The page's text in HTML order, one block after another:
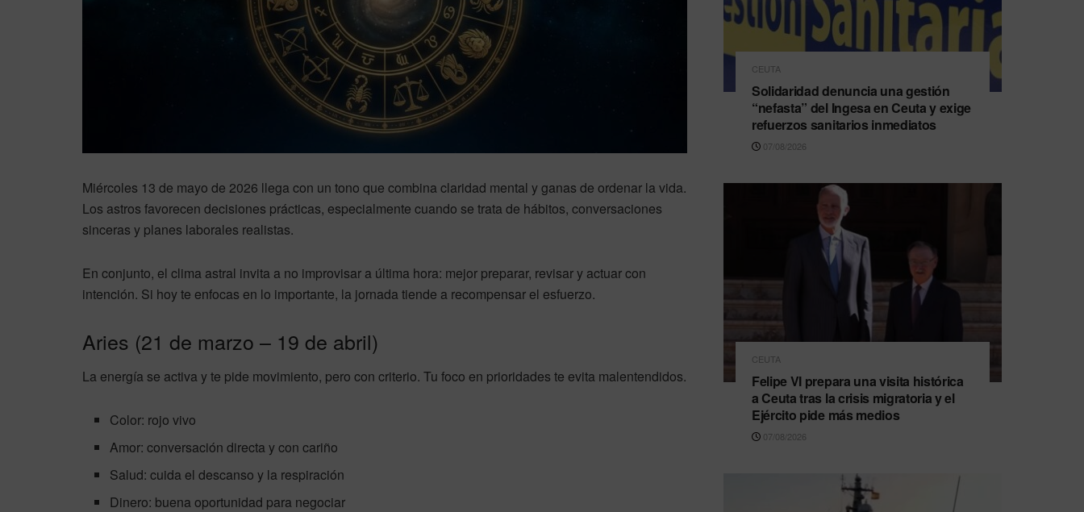
Miércoles 13 de mayo de 2026 llega con un tono que combina claridad mental y ganas de ordenar la vida.
Los astros favorecen decisiones prácticas, especialmente cuando se trata de hábitos, conversaciones
sinceras y planes laborales realistas.
En conjunto, el clima astral invita a no improvisar a última hora: mejor preparar, revisar y actuar con
intención. Si hoy te enfocas en lo importante, la jornada tiende a recompensar el esfuerzo.
Aries (21 de marzo – 19 de abril)
La energía se activa y te pide movimiento, pero con criterio. Tu foco en prioridades te evita malentendidos.
Color: rojo vivo
Amor: conversación directa y con cariño
Salud: cuida el descanso y la respiración
Dinero: buena oportunidad para negociar
CEUTA
Solidaridad denuncia una gestión
“nefasta” del Ingesa en Ceuta y exige
refuerzos sanitarios inmediatos
07/08/2026
CEUTA
Felipe VI prepara una visita histórica
a Ceuta tras la crisis migratoria y el
Ejército pide más medios
07/08/2026